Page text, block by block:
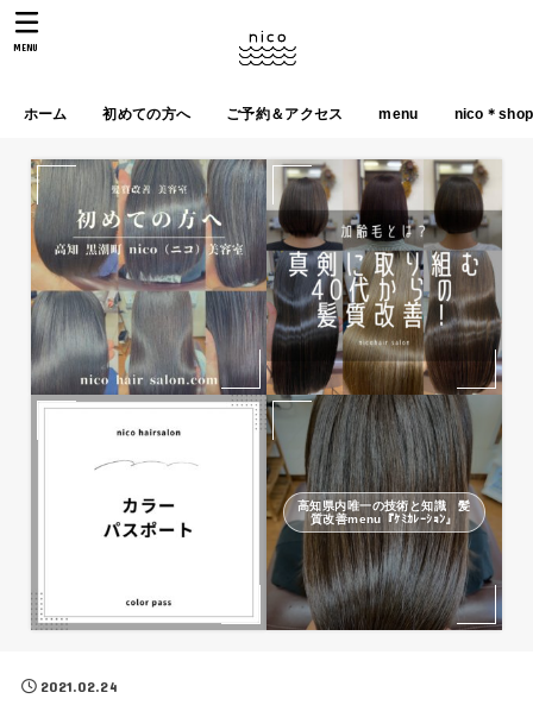
ホーム 初めての方へ ご予約＆アクセス menu nico＊shop
MENU
高知県内唯一の技術と知識 髪
質改善menu『ｹﾐｶﾚｰｼｮﾝ』
2021.02.24